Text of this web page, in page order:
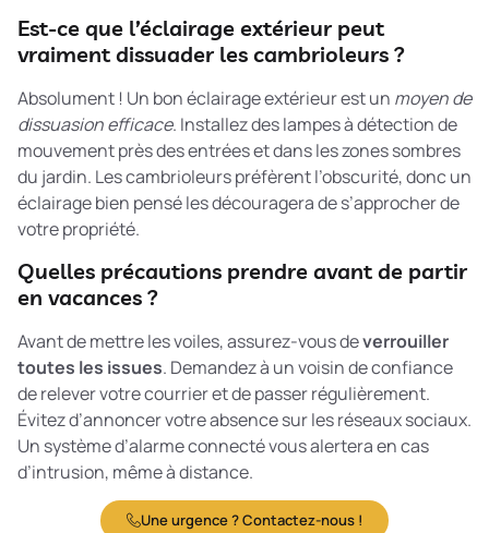
Est-ce que l’éclairage extérieur peut
vraiment dissuader les cambrioleurs ?
Absolument ! Un bon éclairage extérieur est un moyen de
dissuasion efficace. Installez des lampes à détection de
mouvement près des entrées et dans les zones sombres
du jardin. Les cambrioleurs préfèrent l’obscurité, donc un
éclairage bien pensé les découragera de s’approcher de
votre propriété.
Quelles précautions prendre avant de partir
en vacances ?
Avant de mettre les voiles, assurez-vous deverrouiller
toutes les issues. Demandez à un voisin de confiance
de relever votre courrier et de passer régulièrement.
Évitez d’annoncer votre absence sur les réseaux sociaux.
Un système d’alarme connecté vous alertera en cas
d’intrusion, même à distance.
Une urgence ? Contactez-nous !